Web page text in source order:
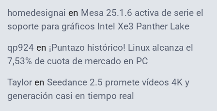
homedesignai en Mesa 25.1.6 activa de serie el
soporte para gráficos Intel Xe3 Panther Lake
qp924 en ¡Puntazo histórico! Linux alcanza el
7,53% de cuota de mercado en PC
Taylor en Seedance 2.5 promete vídeos 4K y
generación casi en tiempo real